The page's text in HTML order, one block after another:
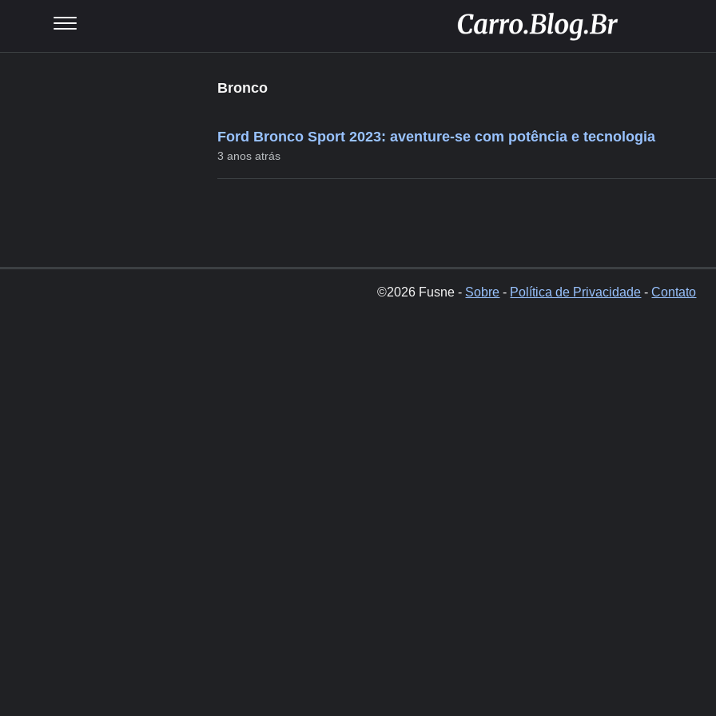
Bronco
Ford Bronco Sport 2023: aventure-se com potência e tecnologia
3 anos atrás
©2026 Fusne - Sobre - Política de Privacidade -Contato